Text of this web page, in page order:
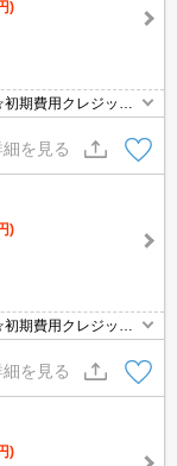
)
期費用クレジット
ご相談ください！
細を見る
)
期費用クレジット
ご相談ください！
細を見る
)